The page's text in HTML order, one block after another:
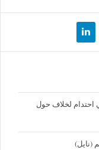
احتدام لخلاف حول
(نايل)